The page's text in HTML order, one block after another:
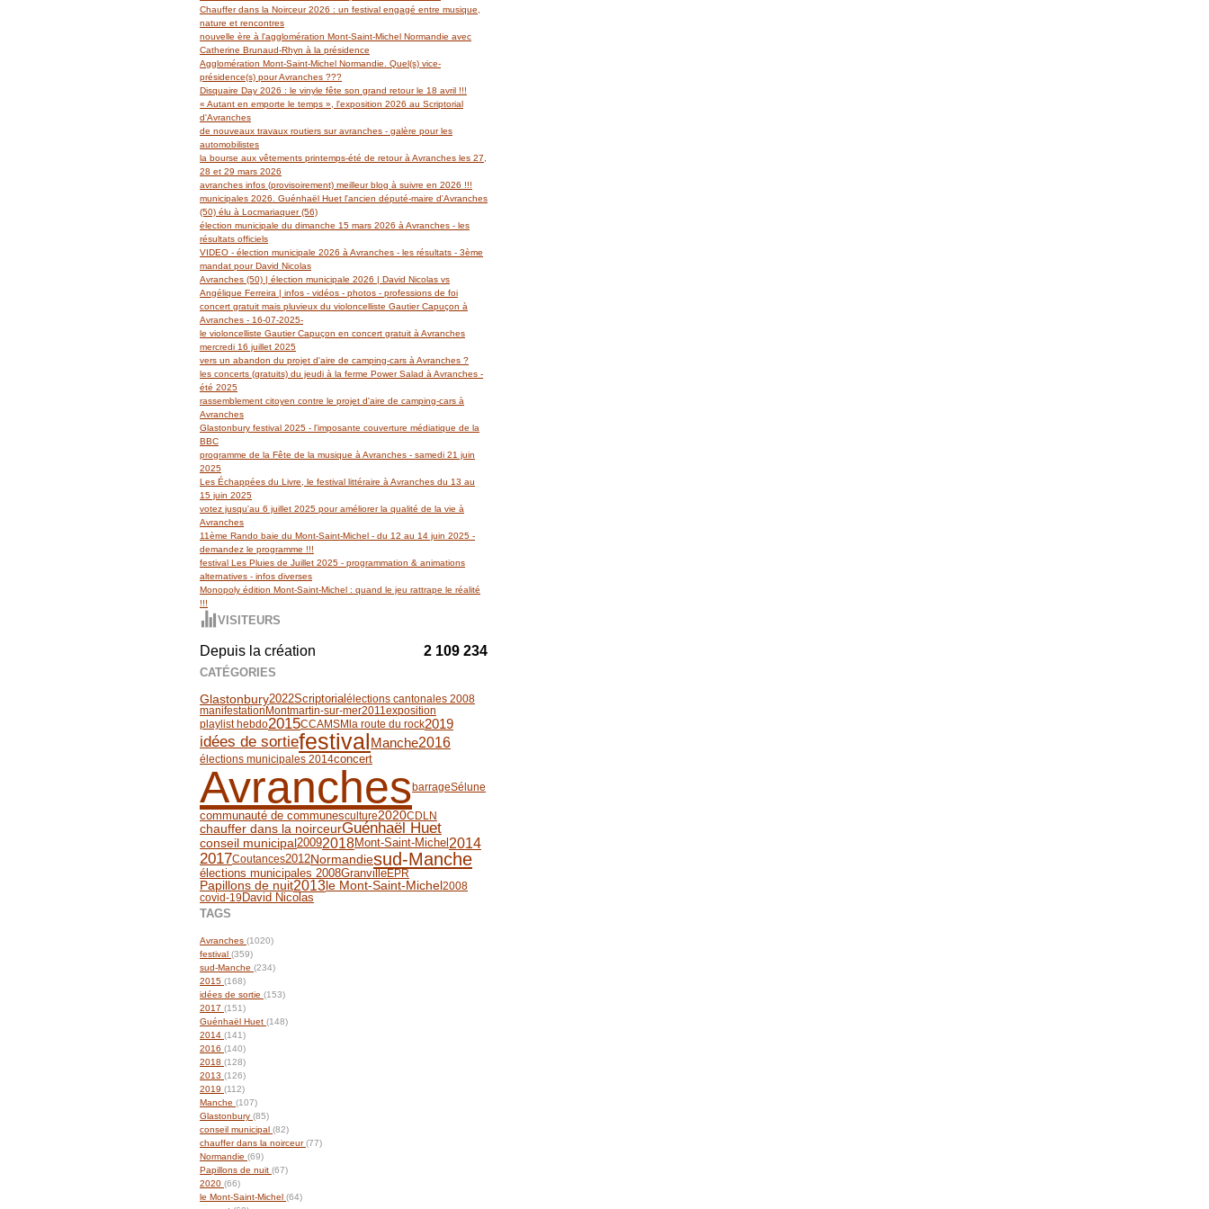
Janvier(14)
Février(19)
Janvier(14)
Mars(29)
Février(18)
Janvier(13)
Avril(27)
Mars(62)
Février(39)
Janvier(5)
Mai(14)
Avril(6)
Mars(6)
Février(2)
Janvier(3)
Chauffer dans la Noirceur 2026 : un festival engagé entre musique,
nature et rencontres
nouvelle ère à l'agglomération Mont-Saint-Michel Normandie avec
Catherine Brunaud-Rhyn à la présidence
Agglomération Mont-Saint-Michel Normandie. Quel(s) vice-
présidence(s) pour Avranches ???
Disquaire Day 2026 : le vinyle fête son grand retour le 18 avril !!!
« Autant en emporte le temps », l'exposition 2026 au Scriptorial
d'Avranches
de nouveaux travaux routiers sur avranches - galère pour les
automobilistes
la bourse aux vêtements printemps-été de retour à Avranches les 27,
28 et 29 mars 2026
avranches infos (provisoirement) meilleur blog à suivre en 2026 !!!
municipales 2026. Guénhaël Huet l'ancien député-maire d'Avranches
(50) élu à Locmariaquer (56)
élection municipale du dimanche 15 mars 2026 à Avranches - les
résultats officiels
VIDEO - élection municipale 2026 à Avranches - les résultats - 3ème
mandat pour David Nicolas
Avranches (50) | élection municipale 2026 | David Nicolas vs
Angélique Ferreira | infos - vidéos - photos - professions de foi
concert gratuit mais pluvieux du violoncelliste Gautier Capuçon à
Avranches - 16-07-2025-
le violoncelliste Gautier Capuçon en concert gratuit à Avranches
mercredi 16 juillet 2025
vers un abandon du projet d'aire de camping-cars à Avranches ?
les concerts (gratuits) du jeudi à la ferme Power Salad à Avranches -
été 2025
rassemblement citoyen contre le projet d'aire de camping-cars à
Avranches
Glastonbury festival 2025 - l'imposante couverture médiatique de la
BBC
programme de la Fête de la musique à Avranches - samedi 21 juin
2025
Les Échappées du Livre, le festival littéraire à Avranches du 13 au
15 juin 2025
votez jusqu'au 6 juillet 2025 pour améliorer la qualité de la vie à
Avranches
11ème Rando baie du Mont-Saint-Michel - du 12 au 14 juin 2025 -
demandez le programme !!!
festival Les Pluies de Juillet 2025 - programmation & animations
alternatives - infos diverses
Monopoly édition Mont-Saint-Michel : quand le jeu rattrape le réalité
!!!
VISITEURS
Depuis la création 2 109 234
CATÉGORIES
Glastonbury2022Scriptorialélections cantonales 2008
manifestation Montmartin-sur-mer2011exposition
playlist hebdo2015CCAMSMla route du rock2019
idées de sortiefestival Manche2016
élections municipales 2014concert
AvranchesbarrageSélune
communauté de communesculture2020CDLN
chauffer dans la noirceurGuénhaël Huet
conseil municipal20092018Mont-Saint-Michel 2014
2017Coutances2012Normandiesud-Manche
élections municipales 2008GranvilleEPR
Papillons de nuit2013 le Mont-Saint-Michel 2008
covid-19David Nicolas
TAGS
Avranches (1020)
festival (359)
sud-Manche (234)
2015 (168)
idées de sortie (153)
2017 (151)
Guénhaël Huet (148)
2014 (141)
2016 (140)
2018 (128)
2013 (126)
2019 (112)
Manche (107)
Glastonbury (85)
conseil municipal (82)
chauffer dans la noirceur(77)
Normandie (69)
Papillons de nuit (67)
2020 (66)
le Mont-Saint-Michel (64)